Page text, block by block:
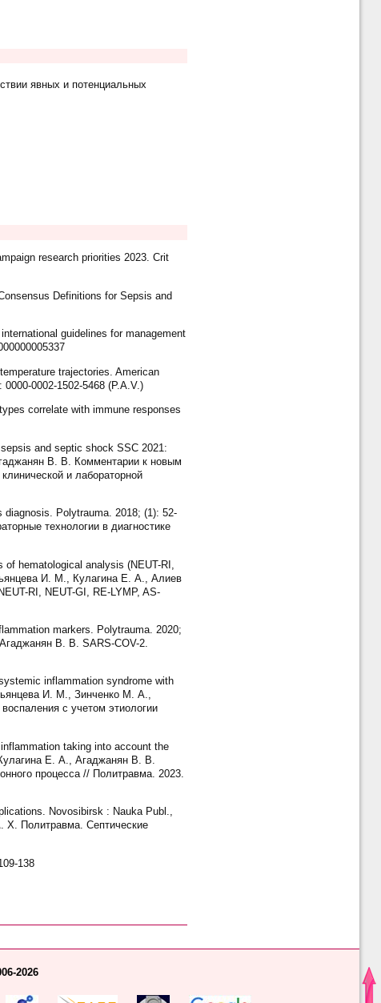
явных и потенциальных
research priorities 2023. Crit
Definitions for Sepsis and
guidelines for management
trajectories. American
0002-1502-5468 (P.A.V.)
correlate with immune responses
and septic shock SSC 2021:
В. В. Комментарии к новым
и лабораторной
Polytrauma. 2018; (1): 52-
технологии в диагностике
hematological analysis (NEUT-RI,
И. М., Кулагина Е. А., Алиев
RI, NEUT-GI, RE-LYMP, AS-
markers. Polytrauma. 2020;
В. В. SARS-COV-2.
inflammation syndrome with
И. М., Зинченко М. А.,
с учетом этиологии
taking into account the
Е. А., Агаджанян В. В.
процесса // Политравма. 2023.
Novosibirsk : Nauka Publ.,
Политравма. Септические
138
2026